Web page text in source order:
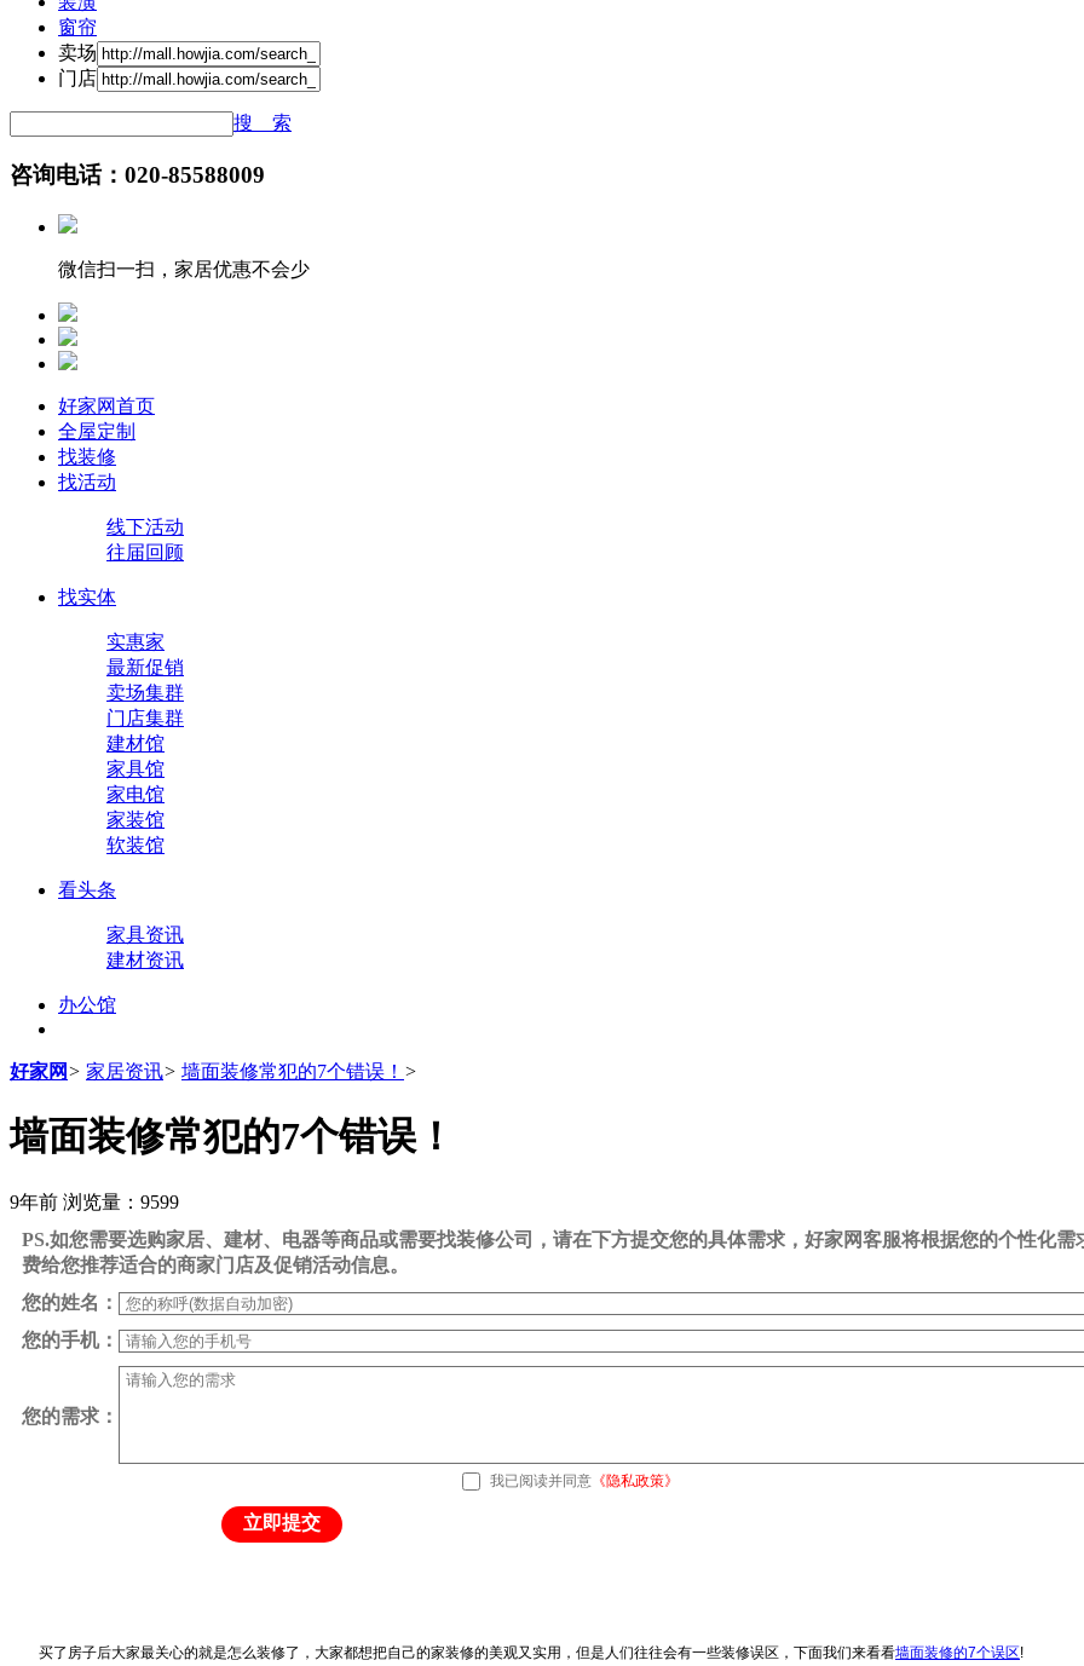
窗帘
卖场
门店
搜 索
咨询电话：020-85588009
微信扫一扫，家居优惠不会少
好家网首页
全屋定制
找装修
找活动
线下活动
往届回顾
找实体
实惠家
最新促销
卖场集群
门店集群
建材馆
家具馆
家电馆
家装馆
软装馆
看头条
家具资讯
建材资讯
办公馆
好家网> 家居资讯> 墙面装修常犯的7个错误！ >
墙面装修常犯的7个错误！
9年前 浏览量：9599
PS.如您需要选购家居、建材、电器等商品或需要找装修公司，请在下方提交您的具体需求，好家网客服将根据您的个性化需
费给您推荐适合的商家门店及促销活动信息。
您的姓名：
您的手机：
您的需求：
我已阅读并同意 《隐私政策》
立即提交
买了房子后大家最关心的就是怎么装修了，大家都想把自己的家装修的美观又实用，但是人们往往会有一些装修误区，下面我们来看看墙面装修的7个误区!